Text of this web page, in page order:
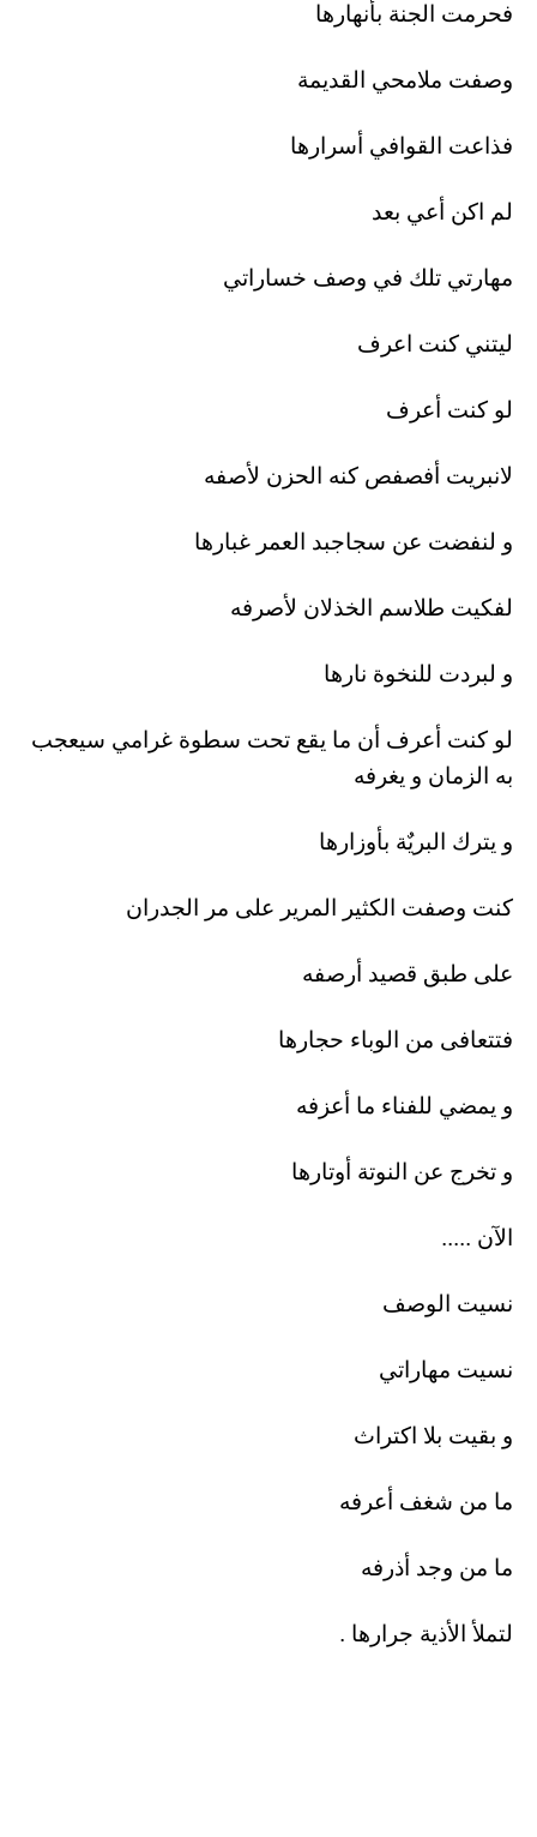
فحرمت الجنة بأنهارها
وصفت ملامحي القديمة
فذاعت القوافي أسرارها
لم اكن أعي بعد
مهارتي تلك في وصف خساراتي
ليتني كنت اعرف
لو كنت أعرف
لانبريت أفصفص كنه الحزن لأصفه
و لنفضت عن سجاجبد العمر غبارها
لفكيت طلاسم الخذلان لأصرفه
و لبردت للنخوة نارها
لو كنت أعرف أن ما يقع تحت سطوة غرامي سيعجب
به الزمان و يغرفه
و يترك البريٌة بأوزارها
كنت وصفت الكثير المرير على مر الجدران
على طبق قصيد أرصفه
فتتعافى من الوباء حجارها
و يمضي للفناء ما أعزفه
و تخرج عن النوتة أوتارها
الآن .....
نسيت الوصف
نسيت مهاراتي
و بقيت بلا اكتراث
ما من شغف أعرفه
ما من وجد أذرفه
لتملأ الأذية جرارها .